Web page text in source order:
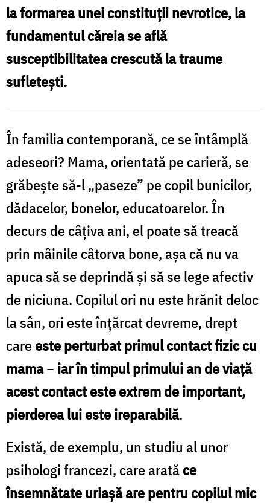
la formarea unei constituţii nevrotice, la
fundamentul căreia se află
susceptibilitatea crescută la traume
sufleteşti.
În familia contemporană, ce se întâmplă
adeseori? Mama, orientată pe carieră, se
grăbeşte să-l „paseze” pe copil bunicilor,
dădacelor, bonelor, educatoarelor. În
decurs de câţiva ani, el poate să treacă
prin mâinile câtorva bone, aşa că nu va
apuca să se deprindă şi să se lege afectiv
de niciuna. Copilul ori nu este hrănit deloc
la sân, ori este înţărcat devreme, drept
careeste perturbat primul contact fizic cu
mama− iar în timpul primului an de viaţă
acest contact este extrem de important,
pierderea lui este ireparabilă.
Există, de exemplu, un studiu al unor
psihologi francezi, care aratăce
însemnătate uriaşă are pentru copilul mic